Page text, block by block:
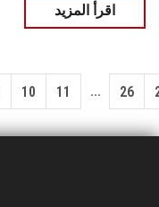
اقرأ المزيد
10 11 ... 26